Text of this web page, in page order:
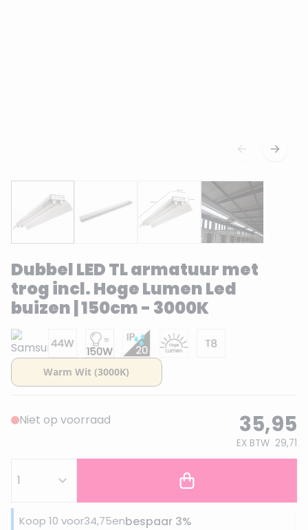
Dubbel LED TL armatuur met
trog incl. Hoge Lumen Led
buizen | 150cm - 3000K
Niet op voorraad 35,95
EX BTW 29,71
Koop 10 voor34,75enbespaar 3%